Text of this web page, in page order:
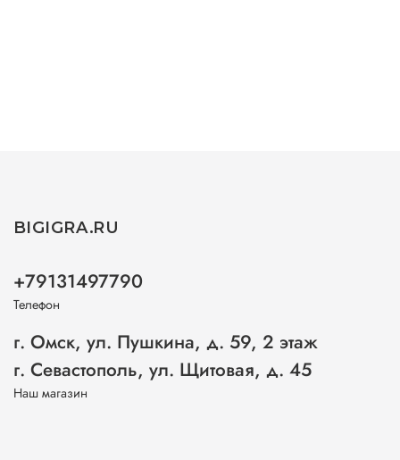
BIGIGRA.RU
+79131497790
Телефон
г. Омск, ул. Пушкина, д. 59, 2 этаж
г. Севастополь, ул. Щитовая, д. 45
Наш магазин